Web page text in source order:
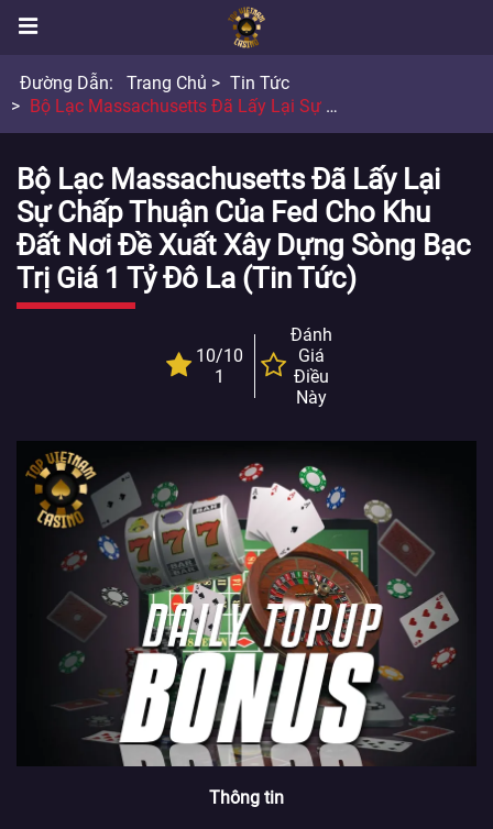
Đường Dẫn: Trang Chủ
Tin Tức
Bộ Lạc Massachusetts Đã Lấy Lại Sự Chấp Thuận Của Fed Cho Khu Đất Nơi Đề Xuất Xây Dựng Sòng Bạc Trị Giá 1 Tỷ Đô La
Bộ Lạc Massachusetts Đã Lấy Lại
Sự Chấp Thuận Của Fed Cho Khu
Đất Nơi Đề Xuất Xây Dựng Sòng Bạc
Trị Giá 1 Tỷ Đô La (Tin Tức)
10/10
1
Đánh
Giá
Điều
Này
Thông tin